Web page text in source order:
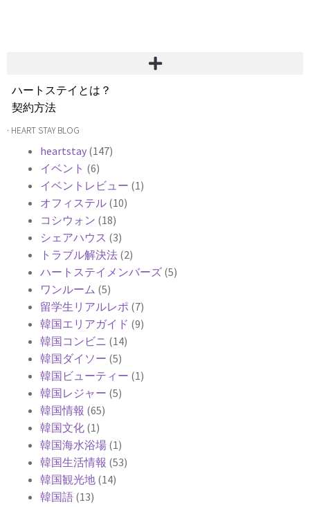
ハートステイとは？
契約方法
韓国不動産情報
よくある質問
Heartee
· HEART STAY BLOG
heartstay (147)
イベント (6)
イベントレビュー (1)
オフィステル (10)
コシウォン (18)
シェアハウス (3)
トラブル解決法 (2)
ハートステイメンバーズ (5)
ワンルーム (5)
留学生リアルレポ (7)
韓国エリアガイド (9)
韓国コンビニ (14)
韓国ダイソー (5)
韓国ビューティー (1)
韓国レジャー (5)
韓国情報 (65)
韓国文化 (1)
韓国海水浴場 (1)
韓国生活情報 (53)
韓国観光地 (14)
韓国語 (13)